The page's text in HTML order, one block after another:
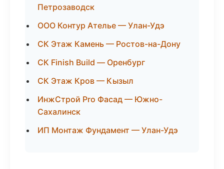
Петрозаводск
ООО Контур Ателье — Улан-Удэ
СК Этаж Камень — Ростов-на-Дону
СК Finish Build — Оренбург
СК Этаж Кров — Кызыл
ИнжСтрой Pro Фасад — Южно-
Сахалинск
ИП Монтаж Фундамент — Улан-Удэ